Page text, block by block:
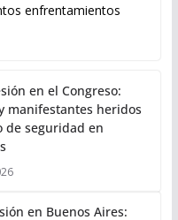
enfrentamientos
en el Congreso:
manifestantes heridos
de seguridad en
en Buenos Aires: